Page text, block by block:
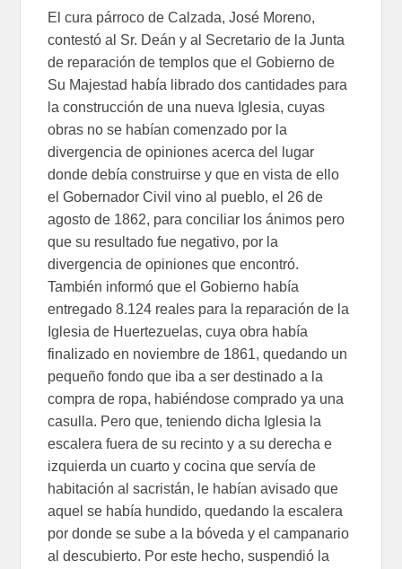
El cura párroco de Calzada, José Moreno,
contestó al Sr. Deán y al Secretario de la Junta
de reparación de templos que el Gobierno de
Su Majestad había librado dos cantidades para
la construcción de una nueva Iglesia, cuyas
obras no se habían comenzado por la
divergencia de opiniones acerca del lugar
donde debía construirse y que en vista de ello
el Gobernador Civil vino al pueblo, el 26 de
agosto de 1862, para conciliar los ánimos pero
que su resultado fue negativo, por la
divergencia de opiniones que encontró.
También informó que el Gobierno había
entregado 8.124 reales para la reparación de la
Iglesia de Huertezuelas, cuya obra había
finalizado en noviembre de 1861, quedando un
pequeño fondo que iba a ser destinado a la
compra de ropa, habiéndose comprado ya una
casulla. Pero que, teniendo dicha Iglesia la
escalera fuera de su recinto y a su derecha e
izquierda un cuarto y cocina que servía de
habitación al sacristán, le habían avisado que
aquel se había hundido, quedando la escalera
por donde se sube a la bóveda y el campanario
al descubierto. Por este hecho, suspendió la